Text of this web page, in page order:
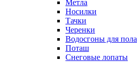
Метла
Носилки
Тачки
Черенки
Водосгоны для пола
Поташ
Снеговые лопаты